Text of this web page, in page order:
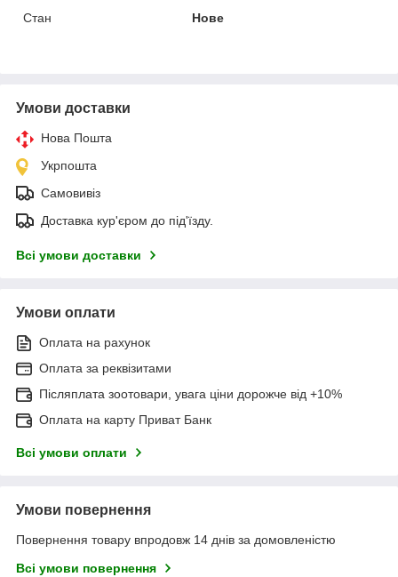
Стан
Нове
Умови доставки
Нова Пошта
Укрпошта
Самовивіз
Доставка кур'єром до під'їзду.
Всі умови доставки
Умови оплати
Оплата на рахунок
Оплата за реквізитами
Післяплата зоотовари, увага ціни дорожче від +10%
Оплата на карту Приват Банк
Всі умови оплати
Умови повернення
Повернення товару впродовж 14 днів за домовленістю
Всі умови повернення